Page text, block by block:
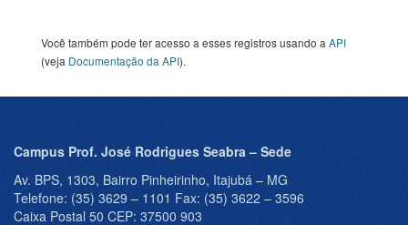
Você também pode ter acesso a esses registros usando a API
(veja Documentação da API).
Campus Prof. José Rodrigues Seabra – Sede
Av. BPS, 1303, Bairro Pinheirinho, Itajubá – MG
Telefone: (35) 3629 – 1101 Fax: (35) 3622 – 3596
Caixa Postal 50 CEP: 37500 903